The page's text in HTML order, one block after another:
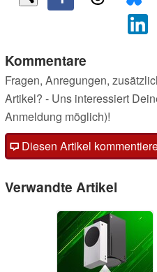
Kommentare
Fragen, Anregungen,
Artikel? - Uns interessiert
Anmeldung möglich)!
Diesen Artikel
Verwandte Artikel